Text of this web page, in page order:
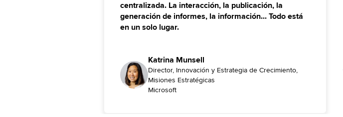
centralizada. La interacción, la publicación, la
generación de informes, la información... Todo está
en un solo lugar.
Katrina Munsell
Director, Innovación y Estrategia de Crecimiento,
Misiones Estratégicas
Microsoft